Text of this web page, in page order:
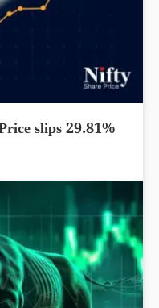
slips 29.81%